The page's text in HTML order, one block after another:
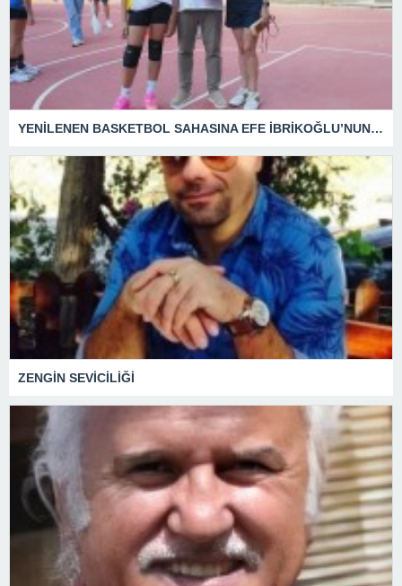
YENİLENEN BASKETBOL SAHASINA EFE İBRİKOĞLU’NUN ADI VERİLDİ
ZENGİN SEVİCİLİĞİ